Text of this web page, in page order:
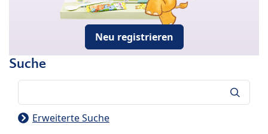
Neu registrieren
Suche
Erweiterte Suche